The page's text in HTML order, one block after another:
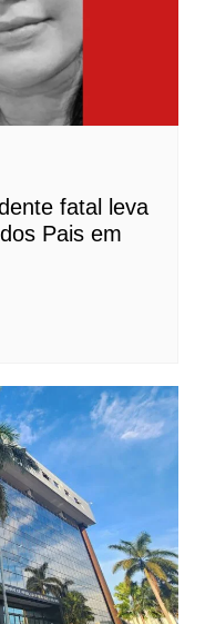
fatal leva
Pais em